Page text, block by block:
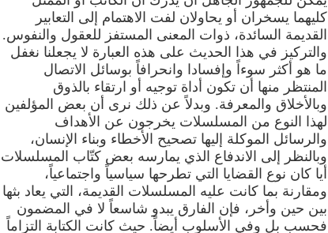
كليهما يسخران أو يحاولان لفت الاهتمام إلى التعابير
القديمة السائدة، ذوات المعنى المستفز للعقول والنفوس.
والتركيز في هذا الحديث على هذه العبارة لا يجعلنا نغفل
ما هو أكثر سوءاً وإفسادا وانحرافاً بوسائل الاتصال
المنتظر منها أن تكون أداة توجيه أو ارتقاء بالذوق
وبالأخلاق والمعرفة. وبدلاً عن ذلك نرى أن بعض المؤلفين
لهذا النوع من المسلسلات يخرجون عن الأهداف
والرسائل الموكلة إليها تصحيح الأخطاء وبناء الإنسان،
وبالنظر إلى الاندفاع الذي يمارسه بعض كتّاب المسلسلات
أيا كان نوع القضايا التي تطرحها سياسياً واجتماعياً،
ومقارنة بما كانت عليه المسلسلات القديمة، التي يعاد بثها
بين حين وأخر، فإن الفارق يبدو شاسعاً لا في المضمون
فحسب بل وفي الأسلوب أيضاً. حيث كانت الكتابة التزاماً